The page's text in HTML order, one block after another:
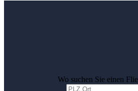
Wo suchen Sie einen